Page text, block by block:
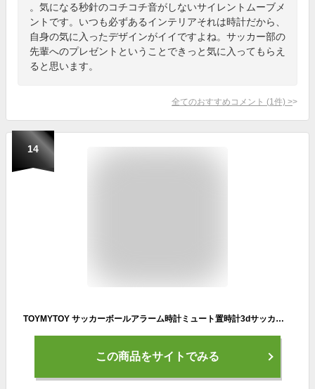
。気になる秒針のコチコチ音がしないサイレントムーブメ
ントです。いつも必ずあるインテリアそれは時計だから、
自身の気に入ったデザインがイイですよね。サッカー部の
先輩へのプレゼントということできっと気に入ってもらえ
ると思います。
全てのおすすめコメント (1 件) >
14
TOYMYTOY サッカーボールアラーム時計ミュート置時計3dサッカーボール形のベッドサイドランプ時計装飾パーソナライズされたバッテリなしのための誕生日ギフトbal白
この商品をサイトでみる